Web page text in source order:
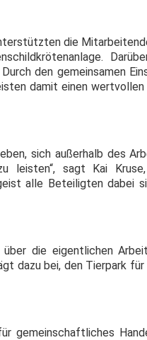
die
den gemeinsamen
damit einen wertvollen
sich außerhalb des
sagt Kai Kruse,
alle Beteiligten dabei
die eigentlichen
dazu bei, den Tierpark
gemeinschaftliches